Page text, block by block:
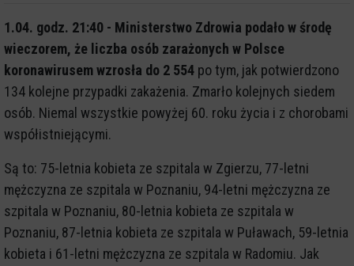
1.04. godz. 21:40 - Ministerstwo Zdrowia podało w środę
wieczorem, że liczba osób zarażonych w Polsce
koronawirusem wzrosła do 2 554 po tym, jak potwierdzono
134 kolejne przypadki zakażenia. Zmarło kolejnych siedem
osób. Niemal wszystkie powyżej 60. roku życia i z chorobami
współistniejącymi.
Są to: 75-letnia kobieta ze szpitala w Zgierzu, 77-letni
mężczyzna ze szpitala w Poznaniu, 94-letni mężczyzna ze
szpitala w Poznaniu, 80-letnia kobieta ze szpitala w
Poznaniu, 87-letnia kobieta ze szpitala w Puławach, 59-letnia
kobieta i 61-letni mężczyzna ze szpitala w Radomiu. Jak